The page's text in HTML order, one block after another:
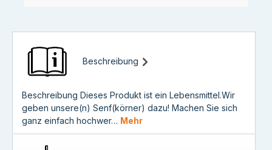
Beschreibung
Beschreibung Dieses Produkt ist ein Lebensmittel.Wir
geben unsere(n) Senf(körner) dazu! Machen Sie sich
ganz einfach hochwer… Mehr